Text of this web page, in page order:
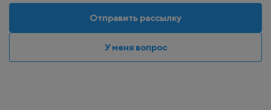
Отправить рассылку
У меня вопрос